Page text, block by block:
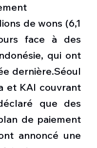
de wons (6,1
face à des
qui ont
dernière.Séoul
et KAI couvrant
que des
de paiement
annoncé une